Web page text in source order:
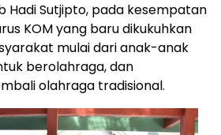
Hadi Sutjipto, pada kesempatan
KOM yang baru dikukuhkan
mulai dari anak-anak
berolahraga, dan
olahraga tradisional.